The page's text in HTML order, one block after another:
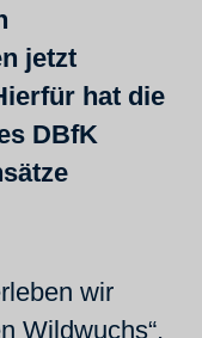
jetzt
hat die
DBfK
wir
Wildwuchs“,